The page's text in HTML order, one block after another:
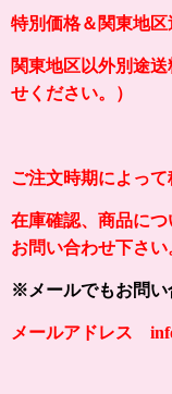
特別価格＆関東地区
関東地区以外別途
せください。）
ご注文時期によって
在庫確認、商品に
お問い合わせ下さい
※メールでもお問い
メールアドレス